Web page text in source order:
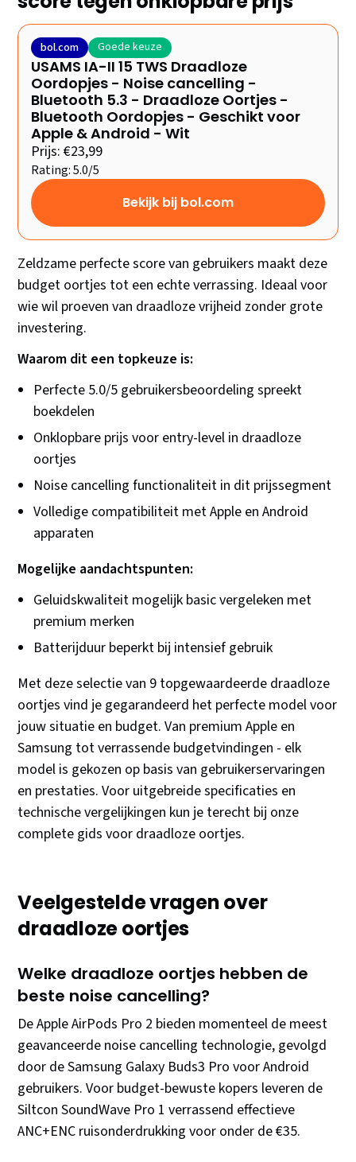
bol.com Goede keuze
USAMS IA-II 15 TWS Draadloze
Oordopjes - Noise cancelling -
Bluetooth 5.3 - Draadloze Oortjes -
Bluetooth Oordopjes - Geschikt voor
Apple & Android - Wit
Prijs: €23,99
Rating: 5.0/5
Bekijk bij bol.com
Zeldzame perfecte score van gebruikers maakt deze
budget oortjes tot een echte verrassing. Ideaal voor
wie wil proeven van draadloze vrijheid zonder grote
investering.
Waarom dit een topkeuze is:
Perfecte 5.0/5 gebruikersbeoordeling spreekt
boekdelen
Onklopbare prijs voor entry-level in draadloze
oortjes
Noise cancelling functionaliteit in dit prijssegment
Volledige compatibiliteit met Apple en Android
apparaten
Mogelijke aandachtspunten:
Geluidskwaliteit mogelijk basic vergeleken met
premium merken
Batterijduur beperkt bij intensief gebruik
Met deze selectie van 9 topgewaardeerde draadloze
oortjes vind je gegarandeerd het perfecte model voor
jouw situatie en budget. Van premium Apple en
Samsung tot verrassende budgetvindingen - elk
model is gekozen op basis van gebruikerservaringen
en prestaties. Voor uitgebreide specificaties en
technische vergelijkingen kun je terecht bij onze
complete gids voor draadloze oortjes.
Veelgestelde vragen over
draadloze oortjes
Welke draadloze oortjes hebben de
beste noise cancelling?
De Apple AirPods Pro 2 bieden momenteel de meest
geavanceerde noise cancelling technologie, gevolgd
door de Samsung Galaxy Buds3 Pro voor Android
gebruikers. Voor budget-bewuste kopers leveren de
Siltcon SoundWave Pro 1 verrassend effectieve
ANC+ENC ruisonderdrukking voor onder de €35.